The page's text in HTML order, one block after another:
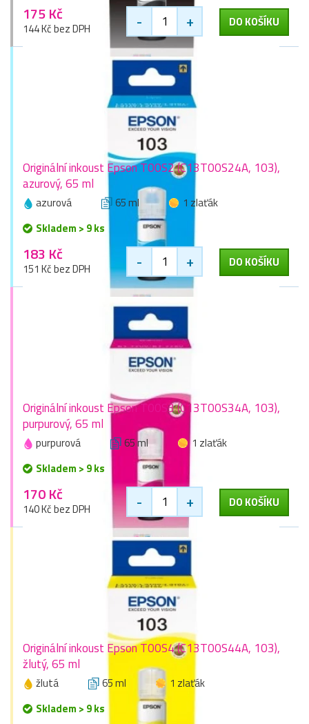
175 Kč
144 Kč bez DPH - + DO KOŠÍKU
Originální inkoust Epson T00S2 (C13T00S24A, 103),
azurový, 65 ml
azurová 65 ml
1 zlaťák
Skladem > 9 ks
183 Kč
151 Kč bez DPH - + DO KOŠÍKU
Originální inkoust Epson T00S3 (C13T00S34A, 103),
purpurový, 65 ml
purpurová 65 ml
1 zlaťák
Skladem > 9 ks
170 Kč
140 Kč bez DPH - + DO KOŠÍKU
Originální inkoust Epson T00S4 (C13T00S44A, 103),
žlutý, 65 ml
žlutá 65 ml
1 zlaťák
Skladem > 9 ks